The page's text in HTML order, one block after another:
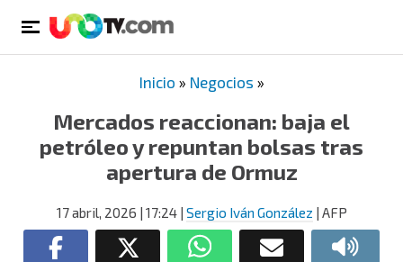
Inicio » Negocios »
Mercados reaccionan: baja el
petróleo y repuntan bolsas tras
apertura de Ormuz
17 abril, 2026 | 17:24| Sergio Iván González | AFP